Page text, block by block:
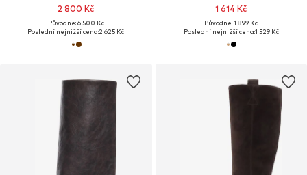
2 800 Kč
Původně: 6 500 Kč
Poslední nejnižší cena:2 625 Kč
1 614 Kč
Původně: 1 899 Kč
Poslední nejnižší cena:1 529 Kč